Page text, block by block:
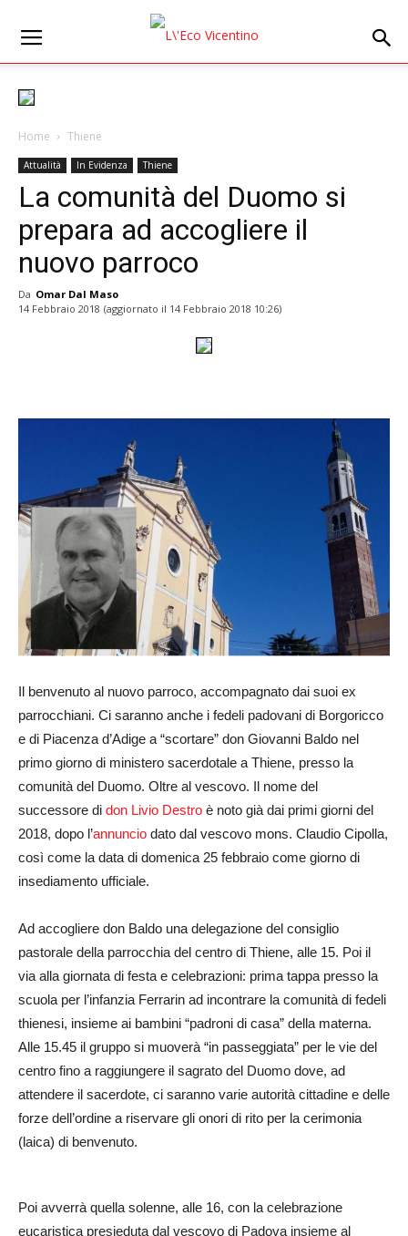
Home Thiene
Attualità In Evidenza Thiene
La comunità del Duomo si
prepara ad accogliere il
nuovo parroco
Da Omar Dal Maso
14 Febbraio 2018 (aggiornato il 14 Febbraio 2018 10:26)
Il benvenuto al nuovo parroco, accompagnato dai suoi ex
parrocchiani. Ci saranno anche i fedeli padovani di Borgoricco
e di Piacenza d’Adige a “scortare” don Giovanni Baldo nel
primo giorno di ministero sacerdotale a Thiene, presso la
comunità del Duomo. Oltre al vescovo. Il nome del
successore di don Livio Destro è noto già dai primi giorni del
2018, dopo l’annuncio dato dal vescovo mons. Claudio Cipolla,
così come la data di domenica 25 febbraio come giorno di
insediamento ufficiale.
Ad accogliere don Baldo una delegazione del consiglio
pastorale della parrocchia del centro di Thiene, alle 15. Poi il
via alla giornata di festa e celebrazioni: prima tappa presso la
scuola per l’infanzia Ferrarin ad incontrare la comunità di fedeli
thienesi, insieme ai bambini “padroni di casa” della materna.
Alle 15.45 il gruppo si muoverà “in passeggiata” per le vie del
centro fino a raggiungere il sagrato del Duomo dove, ad
attendere il sacerdote, ci saranno varie autorità cittadine e delle
forze dell’ordine a riservare gli onori di rito per la cerimonia
(laica) di benvenuto.
Poi avverrà quella solenne, alle 16, con la celebrazione
eucaristica presieduta dal vescovo di Padova insieme al